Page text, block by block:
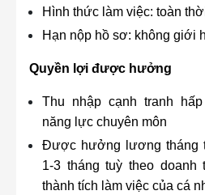
Hình thức làm việc: toàn
Hạn nộp hồ sơ: không giới
Quyền lợi được hưởng
Thu nhập cạnh tranh
năng lực chuyên môn
Được hưởng lương tháng
1-3 tháng tuỳ theo doanh
thành tích làm việc của cá